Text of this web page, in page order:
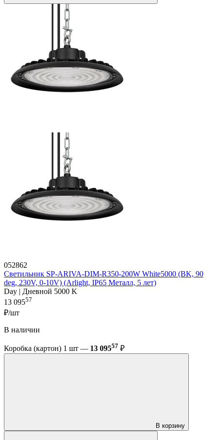
052862
Светильник SP-ARIVA-DIM-R350-200W White5000 (BK, 90
deg, 230V, 0-10V) (Arlight, IP65 Металл, 5 лет)
Day | Дневной 5000 K
13 09557
₽/шт
В наличии
Коробка (картон) 1 шт — 13 09557 ₽
В корзину